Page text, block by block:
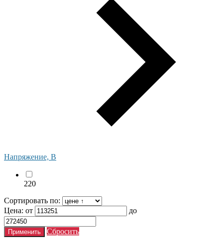
Напряжение, В
220
Сортировать по:
Цена: от до
Сбросить